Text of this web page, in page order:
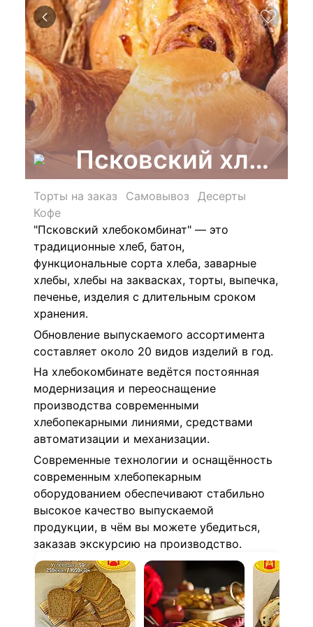
Псковский
Торты на заказ Самовывоз
Десерты
Кофе
"Псковский хлебокомбинат" — это
традиционные хлеб, батон,
функциональные сорта хлеба, заварные
хлебы, хлебы на заквасках, торты, выпечка,
печенье, изделия с длительным сроком
хранения.
Обновление выпускаемого ассортимента
составляет около 20 видов изделий в год.
На хлебокомбинате ведётся постоянная
модернизация и переоснащение
производства современными
хлебопекарными линиями, средствами
автоматизации и механизации.
Современные технологии и оснащённость
современным хлебопекарным
оборудованием обеспечивают стабильно
высокое качество выпускаемой
продукции, в чём вы можете убедиться,
заказав экскурсию на производство.